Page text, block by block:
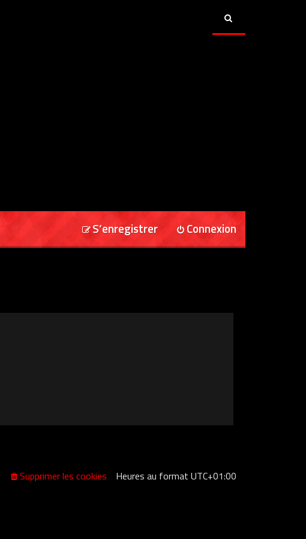
Connexion
S’enregistrer
Heures au formatUTC+01:00
Supprimer les cookies